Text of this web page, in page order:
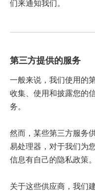
们来通知我们。
第三方提供的服务
一般来说，我们使用的
收集、使用和披露您的
务。
然而，某些第三方服务
易处理器，对于我们为
信息有自己的隐私政策。
关于这些供应商，我们